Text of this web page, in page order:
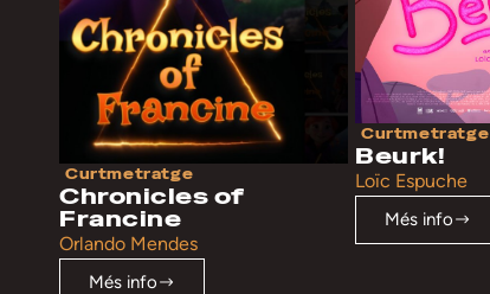
Curtmetratge
Chronicles of
Francine
Orlando Mendes
Més info
Curtmetratge
Beurk!
Loïc Espuche
Més info